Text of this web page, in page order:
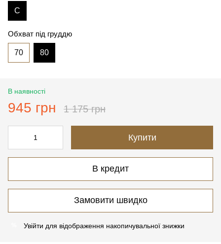
C
Обхват під груддю
70 80
В наявності
945 грн 1 175 грн
Купити
В кредит
Замовити швидко
Увійти для відображення накопичувальної знижки